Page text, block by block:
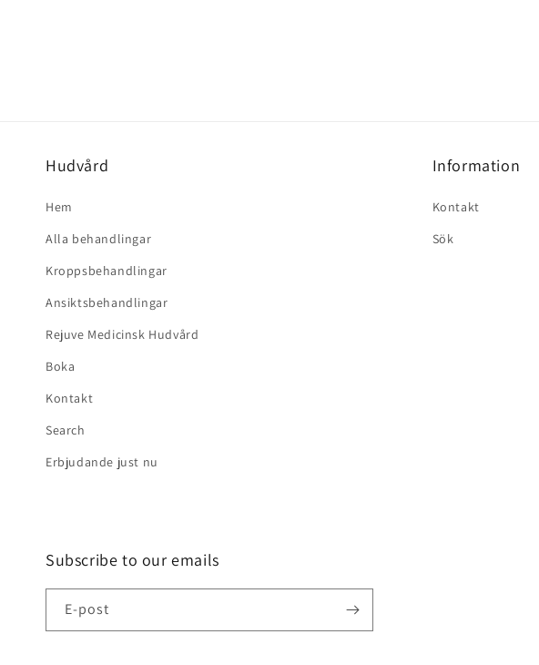
Hudvård
Hem
Alla behandlingar
Kroppsbehandlingar
Ansiktsbehandlingar
Rejuve Medicinsk Hudvård
Boka
Kontakt
Search
Erbjudande just nu
Information
Kontakt
Sök
Subscribe to our emails
E-post